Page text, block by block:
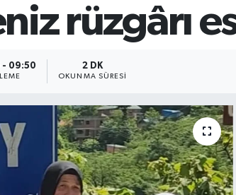
rüzgârı
- 09:50 2 DK
OKUNMA SÜRESI